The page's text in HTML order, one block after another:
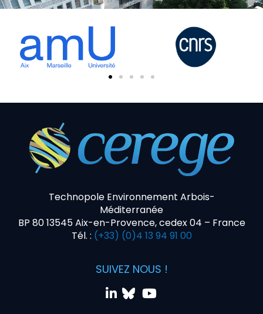
Technopole Environnement Arbois-
Méditerranée
BP 80 13545 Aix-en-Provence, cedex 04 – France
Tél. : (+33) (0)4 13 94 91 00
SUIVEZ NOUS !